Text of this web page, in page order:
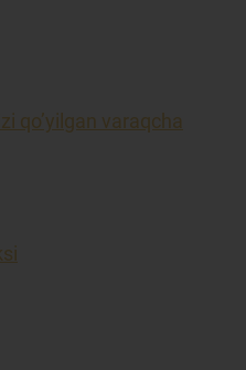
qo’yilgan varaqcha